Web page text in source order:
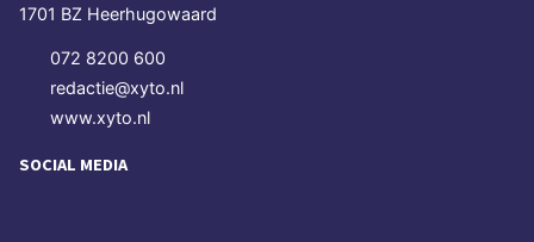
1701 BZ Heerhugowaard
072 8200 600
redactie@xyto.nl
www.xyto.nl
SOCIAL MEDIA